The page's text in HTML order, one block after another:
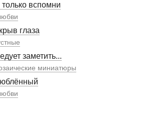
вспомни
глаза
заметить...
миниатюры